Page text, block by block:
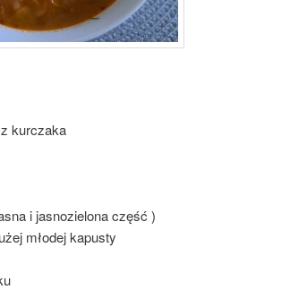
kurczaka
i jasnozielona część )
młodej kapusty